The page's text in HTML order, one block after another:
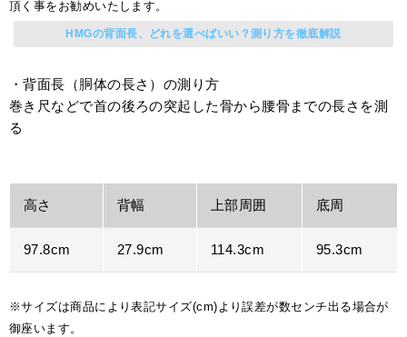
頂く事をお勧めいたします。
HMGの背面長、どれを選べばいい？測り方を徹底解説
・背面長（胴体の長さ）の測り方
巻き尺などで首の後ろの突起した骨から腰骨までの長さを測
る
高さ 背幅 上部周囲 底周
97.8cm 27.9cm 114.3cm 95.3cm
※サイズは商品により表記サイズ(cm)より誤差が数センチ出る場合が
御座います。